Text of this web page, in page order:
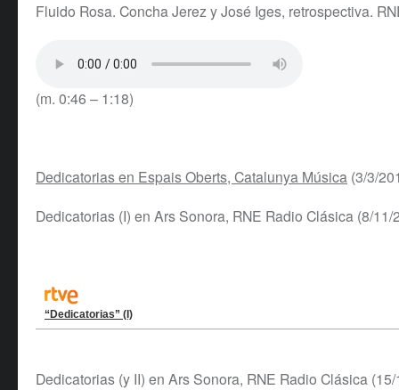
Fluido Rosa. Concha Jerez y José Iges, retrospectiva.
(m. 0:46 – 1:18)
Dedicatorias en Espais Oberts, Catalunya Música (3/3/
Dedicatorias (I) en Ars Sonora, RNE Radio Clásica (8/11/
“Dedicatorias” (I)
Dedicatorias (y II) en Ars Sonora, RNE Radio Clásica